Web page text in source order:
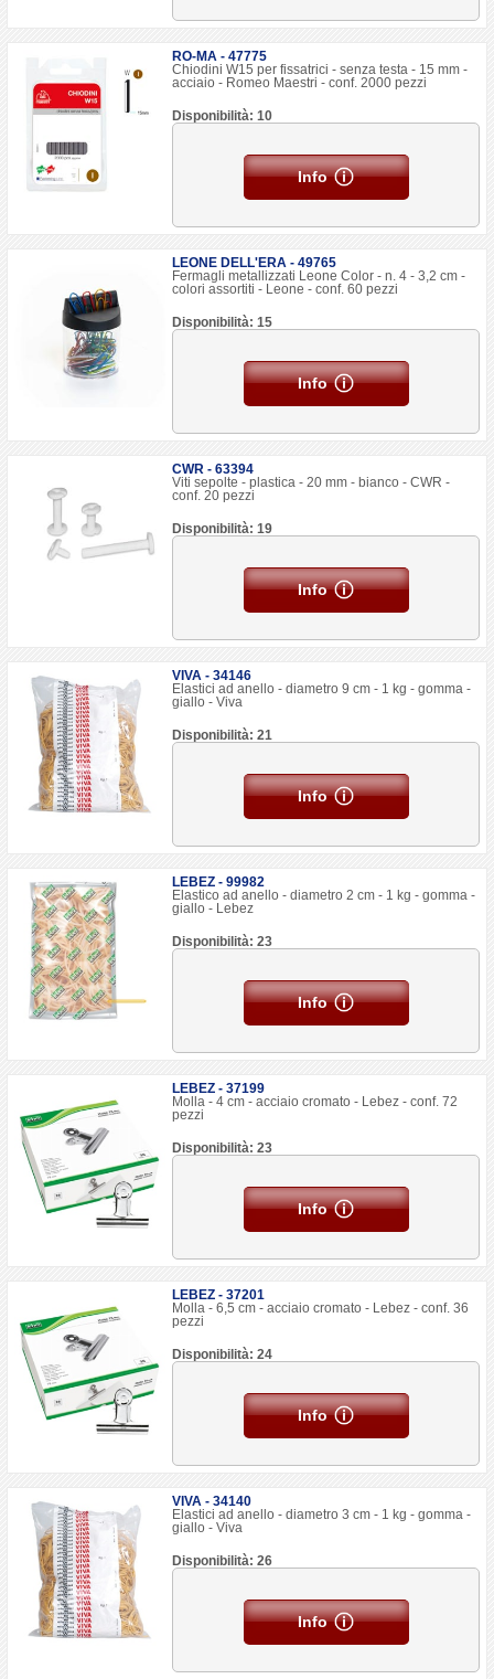
RO-MA - 47775
Chiodini W15 per fissatrici - senza testa - 15 mm -
acciaio - Romeo Maestri - conf. 2000 pezzi
Disponibilità: 10
Info
LEONE DELL'ERA - 49765
Fermagli metallizzati Leone Color - n. 4 - 3,2 cm -
colori assortiti - Leone - conf. 60 pezzi
Disponibilità: 15
Info
CWR - 63394
Viti sepolte - plastica - 20 mm - bianco - CWR -
conf. 20 pezzi
Disponibilità: 19
Info
VIVA - 34146
Elastici ad anello - diametro 9 cm - 1 kg - gomma -
giallo - Viva
Disponibilità: 21
Info
LEBEZ - 99982
Elastico ad anello - diametro 2 cm - 1 kg - gomma -
giallo - Lebez
Disponibilità: 23
Info
LEBEZ - 37199
Molla - 4 cm - acciaio cromato - Lebez - conf. 72
pezzi
Disponibilità: 23
Info
LEBEZ - 37201
Molla - 6,5 cm - acciaio cromato - Lebez - conf. 36
pezzi
Disponibilità: 24
Info
VIVA - 34140
Elastici ad anello - diametro 3 cm - 1 kg - gomma -
giallo - Viva
Disponibilità: 26
Info